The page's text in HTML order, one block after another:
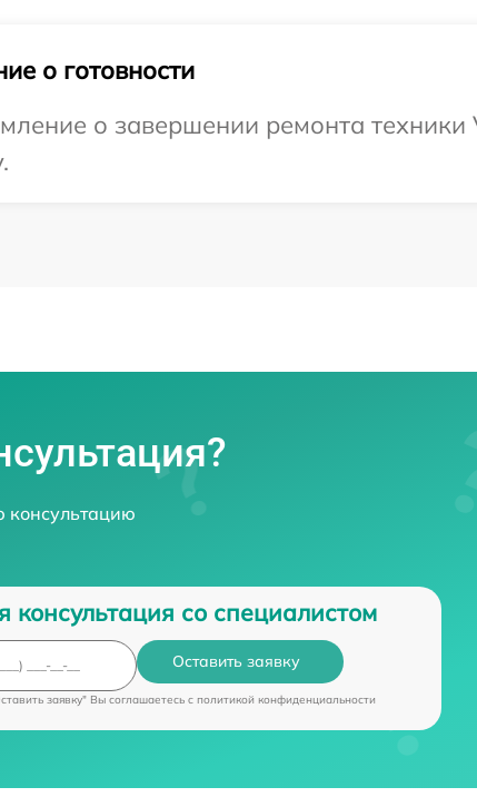
о готовности
о завершении ремонта
консультацию
консультация со специалистом
Оставить заявку
заявку" Вы соглашаетесь c политикой конфиденциальности